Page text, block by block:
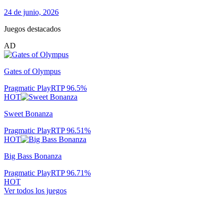
24 de junio, 2026
Juegos destacados
AD
Gates of Olympus
Pragmatic PlayRTP96.5%
HOT
Sweet Bonanza
Pragmatic PlayRTP96.51%
HOT
Big Bass Bonanza
Pragmatic PlayRTP96.71%
HOT
Ver todos los juegos